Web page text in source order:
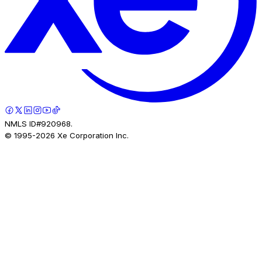
NMLS ID#920968.
© 1995-2026 Xe Corporation Inc.